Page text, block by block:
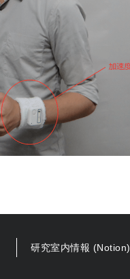
研究室内情報 (Notion)